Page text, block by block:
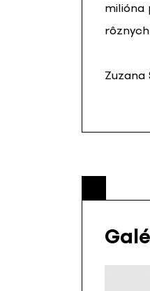
milióna
Zuzana